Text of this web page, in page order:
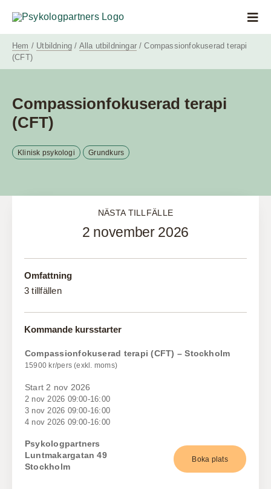
innehållet
Anlita oss
Lär dig mer
Om oss
Hem / Utbildning / Alla utbildningar/ Compassionfokuserad terapi
(CFT)
Compassionfokuserad terapi
(CFT)
Klinisk psykologi Grundkurs
NÄSTA TILLFÄLLE
2 november 2026
Omfattning
3 tillfällen
Kommande kursstarter
Compassionfokuserad terapi (CFT) – Stockholm
15900 kr/pers (exkl. moms)
Start 2 nov 2026
2 nov 2026 09:00-16:00
3 nov 2026 09:00-16:00
4 nov 2026 09:00-16:00
Psykologpartners
Luntmakargatan 49
Stockholm
Boka plats